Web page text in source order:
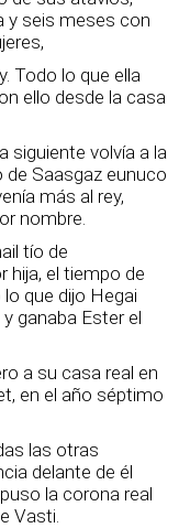
y seis meses con
Todo lo que ella
ello desde la casa
siguiente volvía a la
de Saasgaz eunuco
más al rey,
nombre.
tío de
hija, el tiempo de
que dijo Hegai
ganaba Ester el
a su casa real en
en el año séptimo
las otras
delante de él
la corona real
Vasti.